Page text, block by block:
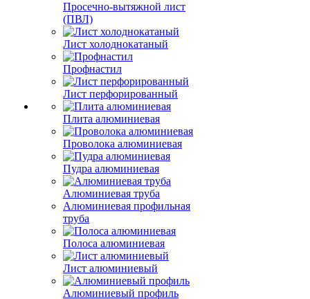
Просечно-вытяжной лист
(ПВЛ)
Лист холоднокатаный
Профнастил
Лист перфорированный
Плита алюминиевая
Проволока алюминиевая
Пудра алюминиевая
Алюминиевая труба
Алюминиевая профильная
труба
Полоса алюминиевая
Лист алюминиевый
Алюминиевый профиль